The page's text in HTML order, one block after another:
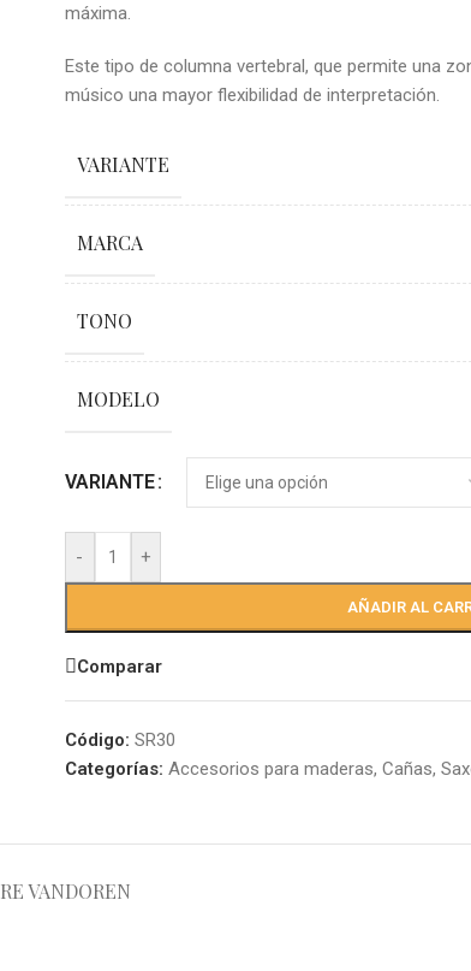
máxima.
Este tipo de columna vertebral, que permite una
músico una mayor flexibilidad de interpretación.
VARIANTE
MARCA
TONO
MODELO
VARIANTE
- +
AÑADIR AL
Comparar
Código: SR30
Categorías: Accesorios para maderas, Cañas,
VANDOREN